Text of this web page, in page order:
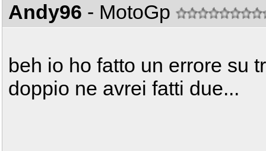
Andy96 - MotoGp
beh io ho fatto un errore su
doppio ne avrei fatti due...